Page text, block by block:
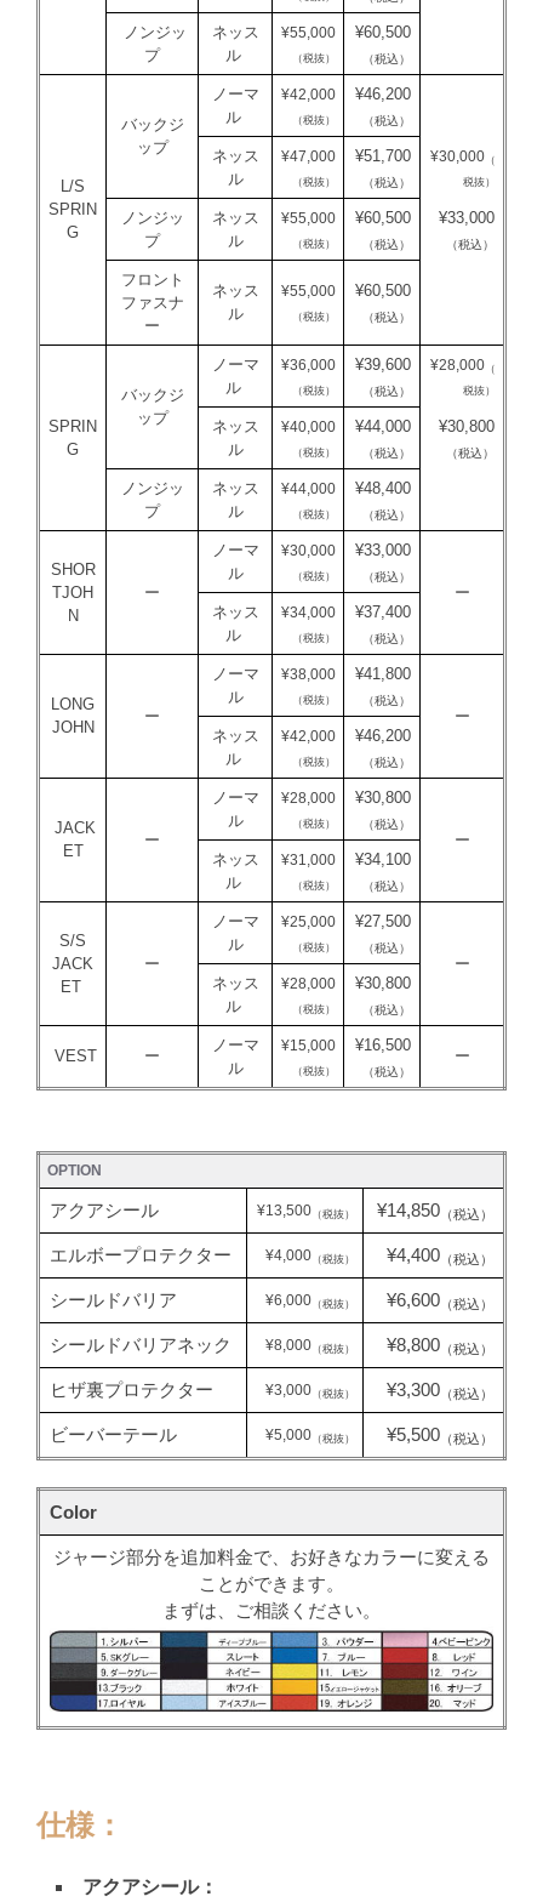
ノンジッ
プ
ネッス
ル
¥55,000
（税抜）
¥60,500
（税込）
L/S
SPRIN
G
バックジ
ップ
ノーマ
ル
¥42,000
（税抜）
¥46,200
（税込）
ネッス
ル
¥47,000
（税抜）
¥51,700
（税込）
¥30,000 （
税抜）
ノンジッ
プ
ネッス
ル
¥55,000
（税抜）
¥60,500
（税込）
¥33,000
（税込）
フロント
ファスナ
ー
ネッス
ル
¥55,000
（税抜）
¥60,500
（税込）
SPRIN
G
バックジ
ップ
ノーマ
ル
¥36,000
（税抜）
¥39,600
（税込）
¥28,000 （
税抜）
ネッス
ル
¥40,000
（税抜）
¥44,000
（税込）
¥30,800
（税込）
ノンジッ
プ
ネッス
ル
¥44,000
（税抜）
¥48,400
（税込）
SHOR
TJOH
N
ー
ノーマ
ル
¥30,000
（税抜）
¥33,000
（税込）
ー
ネッス
ル
¥34,000
（税抜）
¥37,400
（税込）
LONG
JOHN
ー
ノーマ
ル
¥38,000
（税抜）
¥41,800
（税込）
ー
ネッス
ル
¥42,000
（税抜）
¥46,200
（税込）
JACK
ET
ー
ノーマ
ル
¥28,000
（税抜）
¥30,800
（税込）
ー
ネッス
ル
¥31,000
（税抜）
¥34,100
（税込）
S/S
JACK
ET
ー
ノーマ
ル
¥25,000
（税抜）
¥27,500
（税込）
ー
ネッス
ル
¥28,000
（税抜）
¥30,800
（税込）
VEST ー
ノーマ
ル
¥15,000
（税抜）
¥16,500
（税込）
ー
OPTION
アクアシール ¥13,500 （税抜） ¥14,850 （税込）
エルボープロテクター ¥4,000 （税抜） ¥4,400 （税込）
シールドバリア ¥6,000 （税抜） ¥6,600 （税込）
シールドバリアネック ¥8,000 （税抜） ¥8,800 （税込）
ヒザ裏プロテクター ¥3,000 （税抜） ¥3,300 （税込）
ビーバーテール ¥5,000 （税抜） ¥5,500 （税込）
Color
ジャージ部分を追加料金で、お好きなカラーに変える
ことができます。
まずは、ご相談ください。
仕様 ：
アクアシール：